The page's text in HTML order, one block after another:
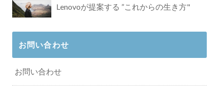
Lenovoが提案する ”これからの生き方"
お問い合わせ
お問い合わせ